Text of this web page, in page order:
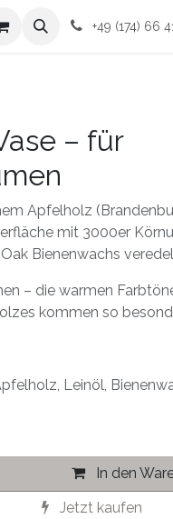
+49 (174) 66
– für
Apfelholz
mit 3000er
Bienenwachs
– die warmen
kommen so
Leinöl,
In den
Jetzt kaufen